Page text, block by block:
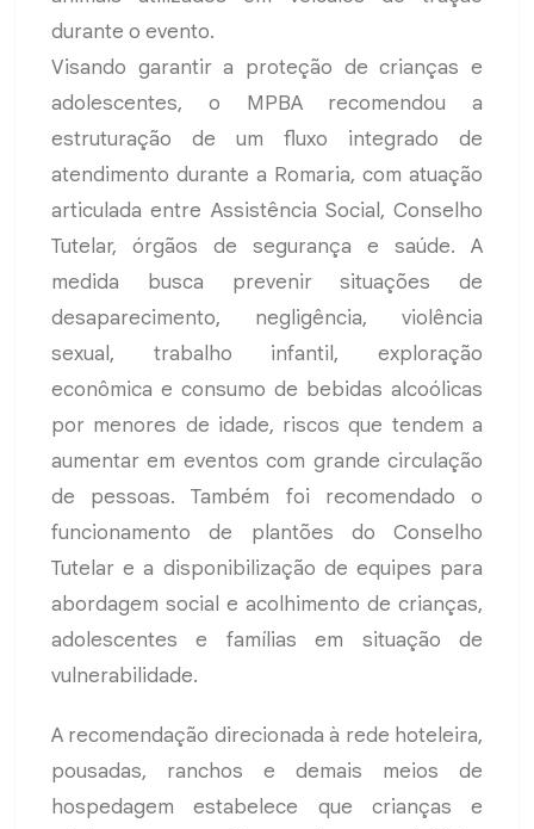
durante o evento.
Visando garantir a proteção de crianças e
adolescentes, o MPBA recomendou a
estruturação de um fluxo integrado de
atendimento durante a Romaria, com atuação
articulada entre Assistência Social, Conselho
Tutelar, órgãos de segurança e saúde. A
medida busca prevenir situações de
desaparecimento, negligência, violência
sexual, trabalho infantil, exploração
econômica e consumo de bebidas alcoólicas
por menores de idade, riscos que tendem a
aumentar em eventos com grande circulação
de pessoas. Também foi recomendado o
funcionamento de plantões do Conselho
Tutelar e a disponibilização de equipes para
abordagem social e acolhimento de crianças,
adolescentes e famílias em situação de
vulnerabilidade.
A recomendação direcionada à rede hoteleira,
pousadas, ranchos e demais meios de
hospedagem estabelece que crianças e